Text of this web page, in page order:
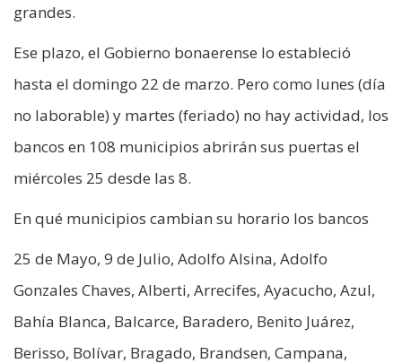
grandes.
Ese plazo, el Gobierno bonaerense lo estableció
hasta el domingo 22 de marzo. Pero como lunes (día
no laborable) y martes (feriado) no hay actividad, los
bancos en 108 municipios abrirán sus puertas el
miércoles 25 desde las 8.
En qué municipios cambian su horario los bancos
25 de Mayo, 9 de Julio, Adolfo Alsina, Adolfo
Gonzales Chaves, Alberti, Arrecifes, Ayacucho, Azul,
Bahía Blanca, Balcarce, Baradero, Benito Juárez,
Berisso, Bolívar, Bragado, Brandsen, Campana,